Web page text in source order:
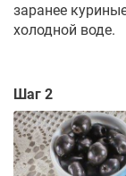
заранее
холодной воде.
Шаг 2